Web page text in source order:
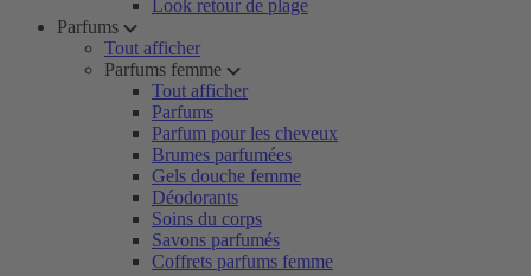
Look retour de plage
Parfums
Tout afficher
Parfums femme
Tout afficher
Parfums
Parfum pour les cheveux
Brumes parfumées
Gels douche femme
Déodorants
Soins du corps
Savons parfumés
Coffrets parfums femme